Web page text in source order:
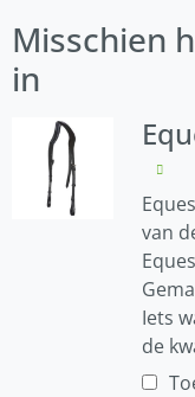
Misschien
in
van
Iets
de